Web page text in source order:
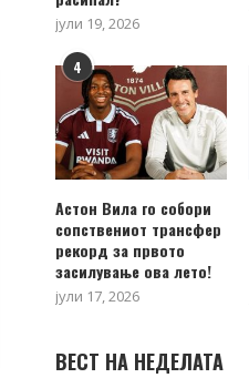
јули 19, 2026
4
Астон Вила го собори
сопствениот трансфер
рекорд за првото
засилување ова лето!
јули 17, 2026
ВЕСТ НА НЕДЕЛАТА